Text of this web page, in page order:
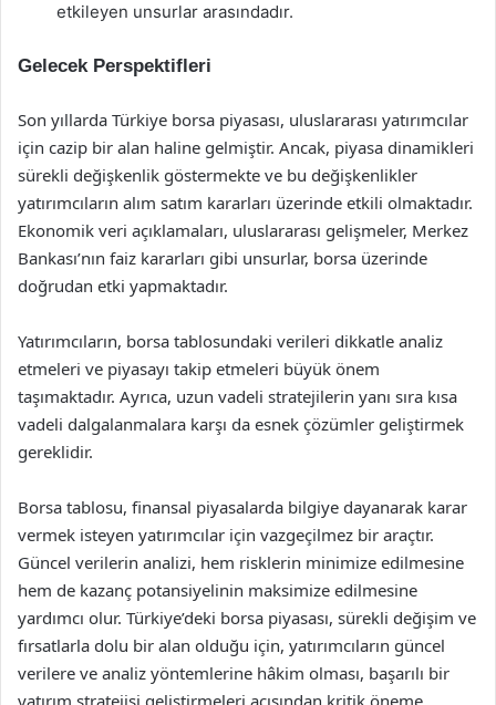
etkileyen unsurlar arasındadır.
Gelecek Perspektifleri
Son yıllarda Türkiye borsa piyasası, uluslararası yatırımcılar
için cazip bir alan haline gelmiştir. Ancak, piyasa dinamikleri
sürekli değişkenlik göstermekte ve bu değişkenlikler
yatırımcıların alım satım kararları üzerinde etkili olmaktadır.
Ekonomik veri açıklamaları, uluslararası gelişmeler, Merkez
Bankası’nın faiz kararları gibi unsurlar, borsa üzerinde
doğrudan etki yapmaktadır.
Yatırımcıların, borsa tablosundaki verileri dikkatle analiz
etmeleri ve piyasayı takip etmeleri büyük önem
taşımaktadır. Ayrıca, uzun vadeli stratejilerin yanı sıra kısa
vadeli dalgalanmalara karşı da esnek çözümler geliştirmek
gereklidir.
Borsa tablosu, finansal piyasalarda bilgiye dayanarak karar
vermek isteyen yatırımcılar için vazgeçilmez bir araçtır.
Güncel verilerin analizi, hem risklerin minimize edilmesine
hem de kazanç potansiyelinin maksimize edilmesine
yardımcı olur. Türkiye’deki borsa piyasası, sürekli değişim ve
fırsatlarla dolu bir alan olduğu için, yatırımcıların güncel
verilere ve analiz yöntemlerine hâkim olması, başarılı bir
yatırım stratejisi geliştirmeleri açısından kritik öneme